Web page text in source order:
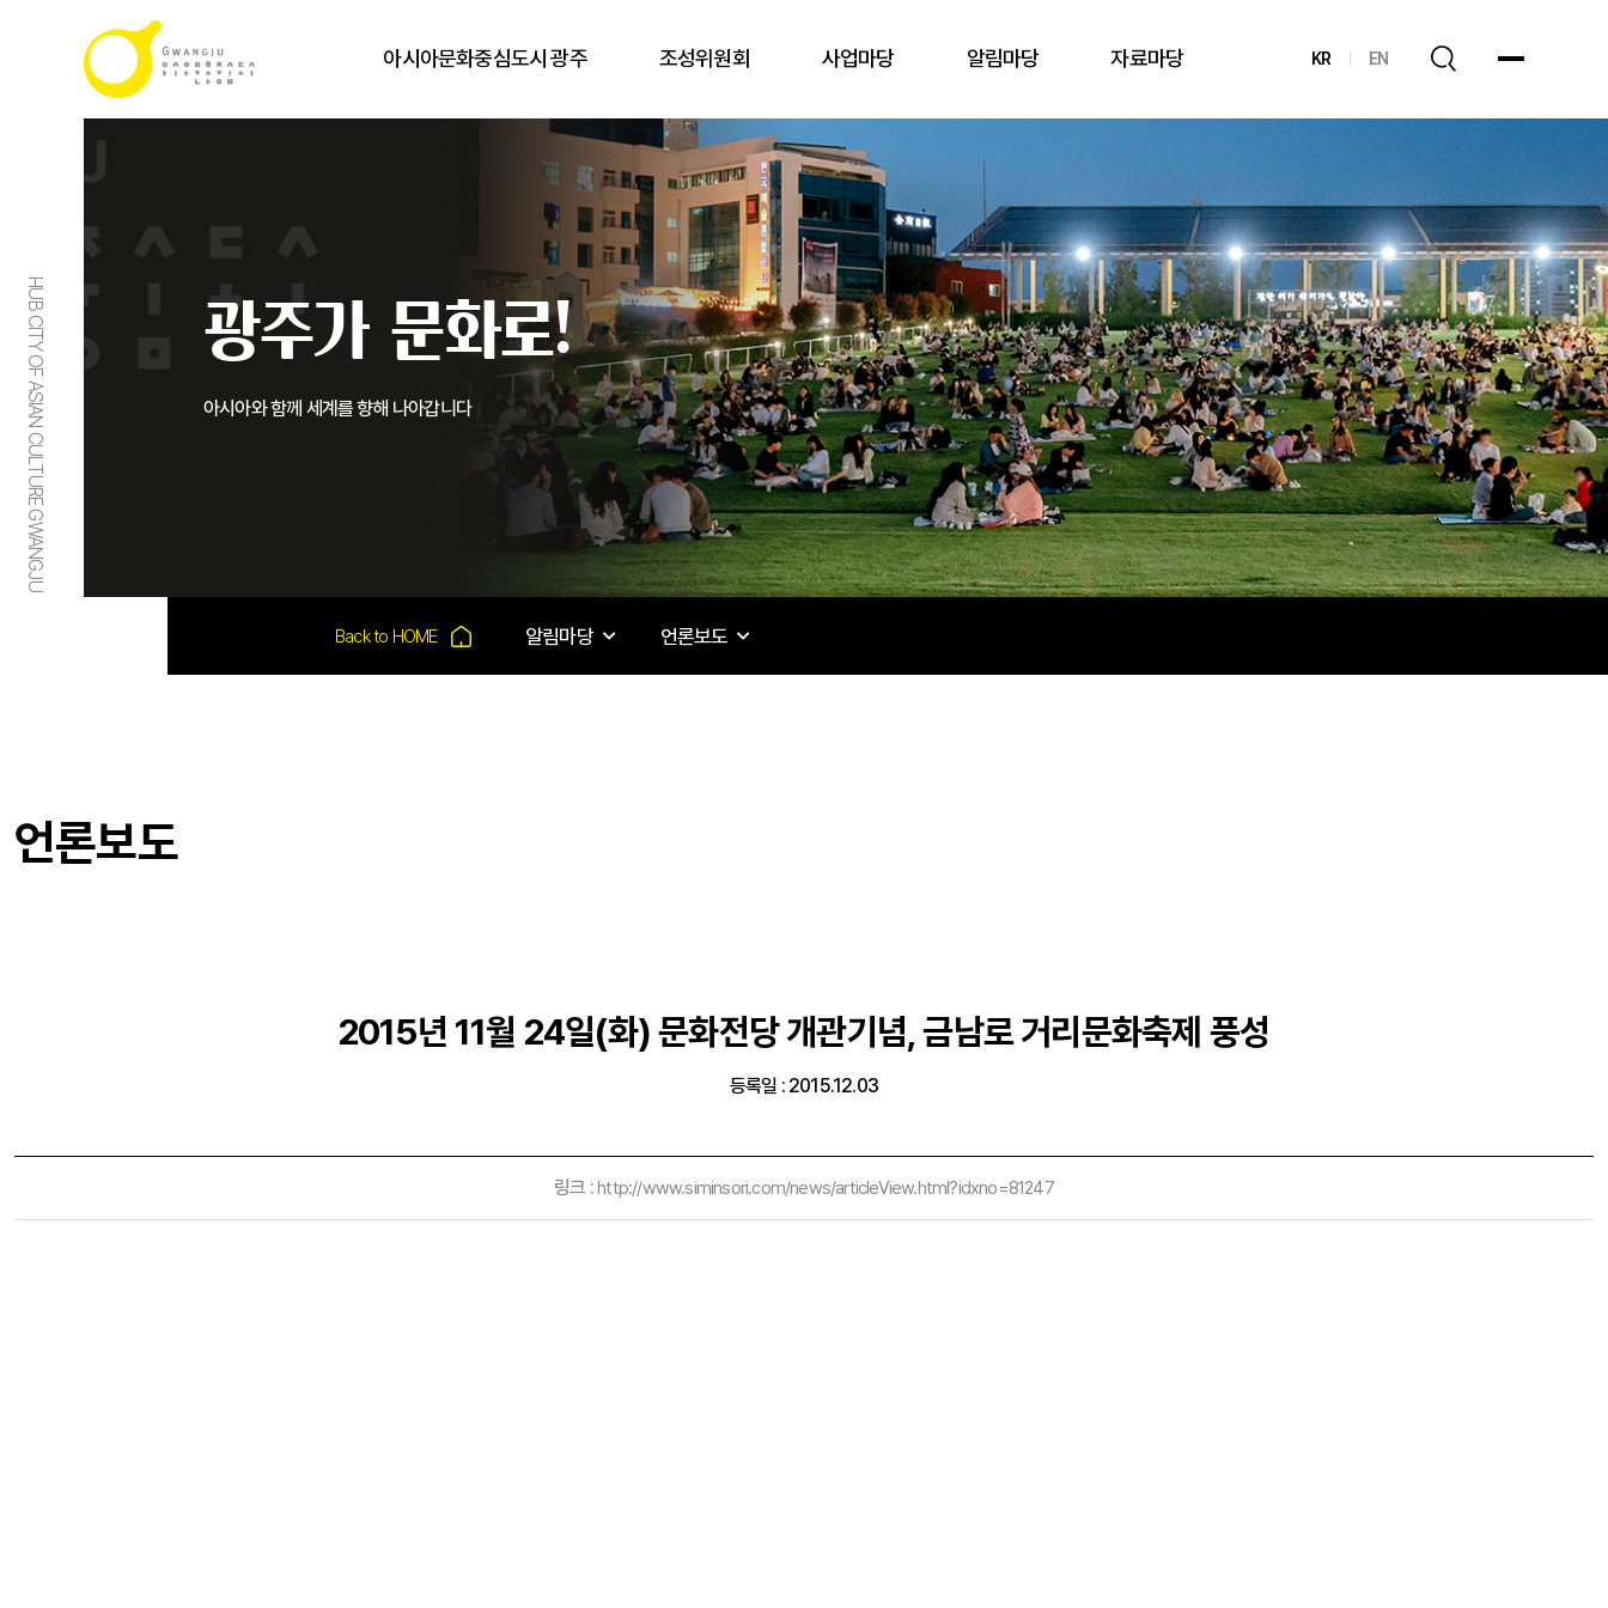
아시아문화중심도시 광주 조성위원회 사업마당 알림마당 자료마당 KR EN
HUB CITY OF ASIAN CULTURE GWANGJU 광주가 문화로!
아시아와 함께 세계를 향해 나아갑니다
알림마당 언론보도
언론보도
2015년 11월 24일(화) 문화전당 개관기념, 금남로 거리문화축제 풍성
등록일 : 2015.12.03
링크 :http://www.siminsori.com/news/articleView.html?idxno=81247